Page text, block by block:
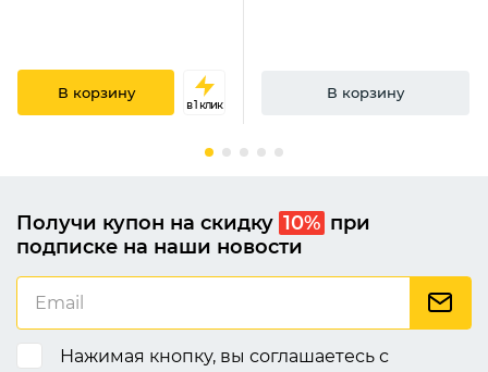
В корзину
в 1 клик
В корзину
Получи купон на скидку 10% при
подписке на наши новости
Нажимая кнопку, вы соглашаетесь с